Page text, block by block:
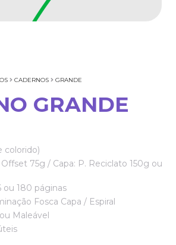
CADERNOS GRANDE
GRANDE
colorido)
Offset 75g / Capa: P. Reciclato 150g ou
ou 180 páginas
Fosca Capa / Espiral
Maleável